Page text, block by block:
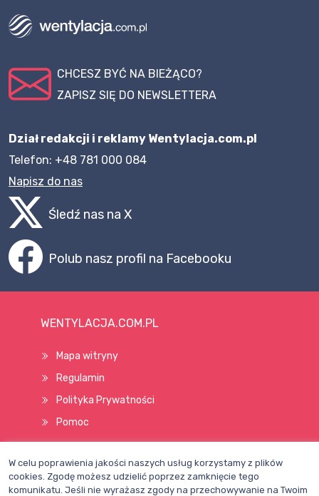
CHCESZ BYĆ NA BIEŻĄCO?
ZAPISZ SIĘ DO NEWSLETTERA
Dział redakcji i reklamy Wentylacja.com.pl
Telefon: +48 781 000 084
Napisz do nas
Śledź nas na X
Polub nasz profil na Facebooku
WENTYLACJA.COM.PL
Mapa witryny
Regulamin
Polityka Prywatności
Pomoc
Wszelkie prawa zastrzeżone © 1998–2026
W celu poprawienia jakości naszych usług korzystamy z plików
cookies. Zgodę możesz udzielić poprzez zamknięcie tego
komunikatu. Jeśli nie wyrażasz zgody na przechowywanie na Twoim